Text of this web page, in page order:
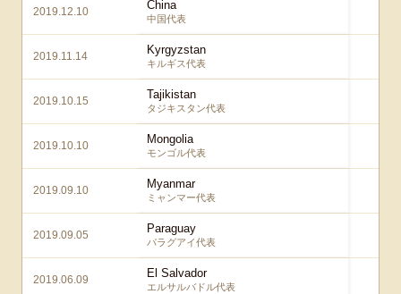
2019.12.10 China
中国代表
2019.11.14 Kyrgyzstan
キルギス代表
2019.10.15 Tajikistan
タジキスタン代表
2019.10.10 Mongolia
モンゴル代表
2019.09.10 Myanmar
ミャンマー代表
2019.09.05 Paraguay
パラグアイ代表
2019.06.09 El Salvador
エルサルバドル代表